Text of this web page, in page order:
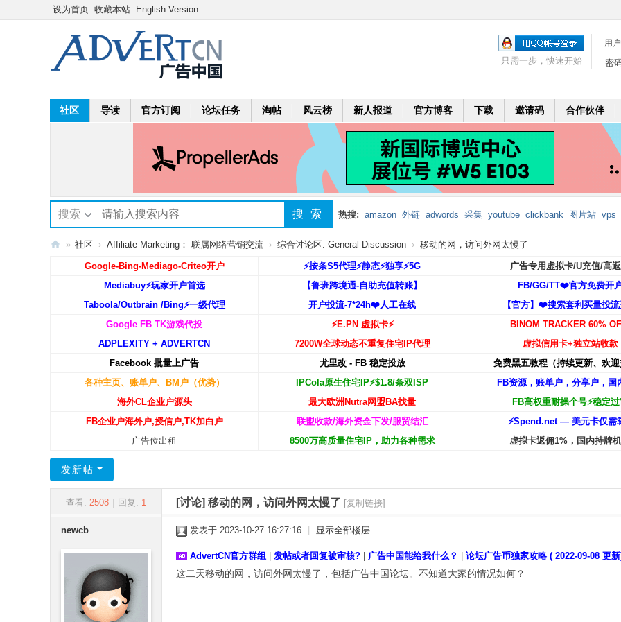
设为首页 收藏本站 English Version
用
密
只需一步，快速开始
社区 导读 官方订阅 论坛任务 淘帖 风云榜 新人报道 官方博客 下载 邀请码 合作伙伴
搜索 搜索 热搜: amazon 外链 adwords 采集 youtube clickbank 图片站 vps
mobi 二个月 leadbolt 代理
» 社区 › Affiliate Marketing： 联属网络营销交流 › 综合讨论区: General Discussion › 移动的网，访问外网太慢了
Google-Bing-Mediago-Criteo开户 ⚡️按条S5代理⚡️静态⚡️独享⚡️5G
广告专用虚拟卡/U充值/高
Mediabuy⚡️玩家开户首选
【鲁班跨境通-自助充值转账】
FB/GG/TT❤️官方免费开
Taboola/Outbrain /Bing⚡️一级代理
开户投流-7*24h❤️人工在线
【官方】❤️搜索套利买量投
Google FB TK游戏代投
⚡️E.PN 虚拟卡⚡️
BINOM TRACKER 60%
ADPLEXITY + ADVERTCN
7200W全球动态不重复住宅IP代理
虚拟信用卡+独立站收款
Facebook 批量上广告
尤里改 - FB 稳定投放
免费黑五教程（持续更新、欢
各种主页、账单户、BM户（优势）
IPCola原生住宅IP⚡️$1.8/条双ISP
FB资源，账单户，分享户，国
海外CL企业户源头
最大欧洲Nutra网盟BA找量
FB高权重耐操个号⚡️稳定
FB企业户海外户,授信户,TK加白户
联盟收款/海外资金下发/服贸结汇
⚡️Spend.net — 美元卡仅需
广告位出租
8500万高质量住宅IP，助力各种需求 虚拟卡返佣1%，国内持牌
发新帖
查看: 2508 回复: 1 [讨论] 移动的网，访问外网太慢了 [复制链接]
newcb 发表于 2023-10-27 16:27:16 显示全部楼层
AdvertCN官方群组 发帖或者回复被审核? 广告中国能给我什么？ 论坛广告币独家攻略 ( 2022-09-08 更
这二天移动的网，访问外网太慢了，包括广告中国论坛。不知道大家的情况如何？